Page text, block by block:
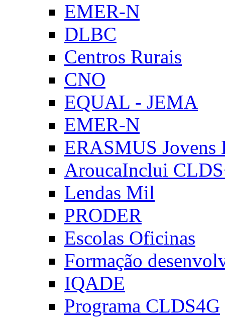
EMER-N
DLBC
Centros Rurais
CNO
EQUAL - JEMA
EMER-N
ERASMUS Jovens
AroucaInclui
Lendas Mil
PRODER
Escolas Oficinas
Formação
IQADE
Programa CLDS4G